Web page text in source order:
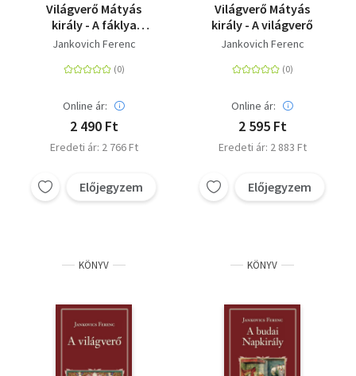
Világverő Mátyás
király - A fáklya
kilobbant
Jankovich Ferenc
Online ár:
2 490 Ft
Eredeti ár: 2 766 Ft
Előjegyzem
Világverő Mátyás
király - A világverő
Jankovich Ferenc
Online ár:
2 595 Ft
Eredeti ár: 2 883 Ft
Előjegyzem
KÖNYV KÖNYV